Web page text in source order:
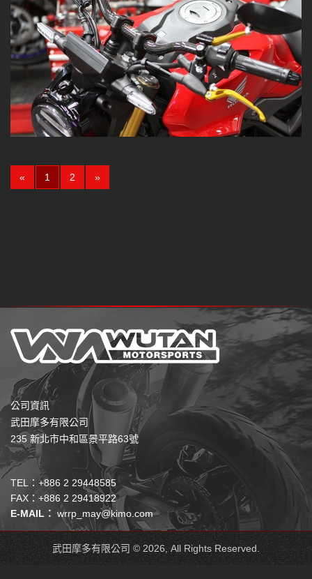
« 1 (current)
2 »
公司資訊
武田摩多有限公司
235 新北市中和區景平路63號
TEL：+886 2 29448585
FAX：+886 2 29418922
E-MAIL： wrrp_may@kimo.com
武田摩多有限公司 © 2026, All Rights Reserved.